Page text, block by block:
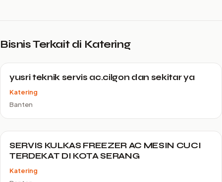
Bisnis Terkait di Katering
yusri teknik servis ac.cilgon dan sekitar ya
Katering
Banten
SERVIS KULKAS FREEZER AC MESIN CUCI
TERDEKAT DI KOTA SERANG
Katering